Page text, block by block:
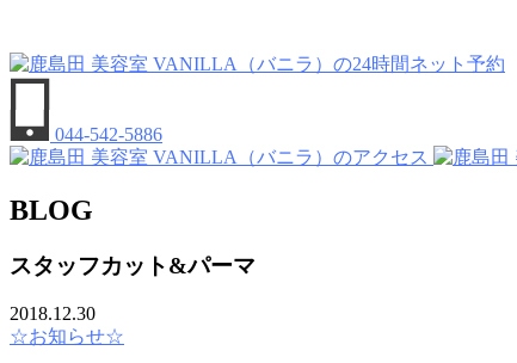
044-542-5886
BLOG
スタッフカット&パーマ
2018.12.30
☆お知らせ☆